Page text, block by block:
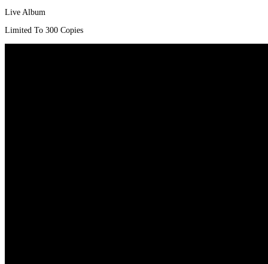
Live Album
Limited To 300 Copies